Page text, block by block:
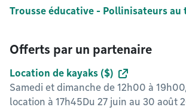
Trousse éducative - Pollinisateurs au
Offerts par un partenaire
Location de kayaks ($)
Samedi et dimanche de 12h00 à
location à 17h45Du 27 juin au 30 août